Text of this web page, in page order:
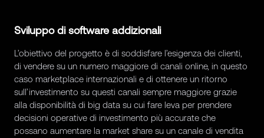
Sviluppo di software addizionali
L’obiettivo del progetto è di soddisfare l’esigenza dei clienti,
di vendere su un numero maggiore di canali online, in questo
caso marketplace internazionali e di ottenere un ritorno
sull’investimento su questi canali sempre maggiore grazie
alla disponibilità di big data su cui fare leva per prendere
decisioni operative di investimento più accurate che
possano aumentare la market share su un canale di vendita